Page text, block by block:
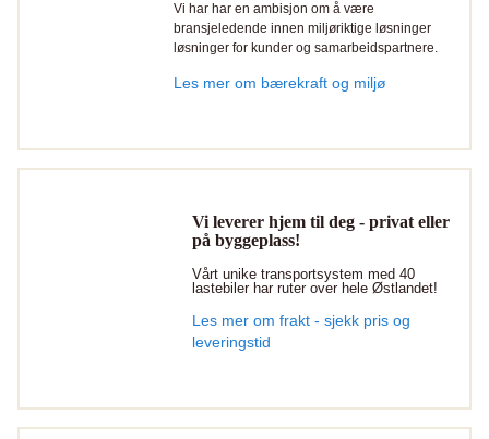
Vi har har en ambisjon om å være
bransjeledende innen miljøriktige løsninger
løsninger for kunder og samarbeidspartnere.
Les mer om bærekraft og miljø
Vi leverer hjem til deg - privat eller
på byggeplass!
Vårt unike transportsystem med 40
lastebiler har ruter over hele Østlandet!
Les mer om frakt - sjekk pris og
leveringstid